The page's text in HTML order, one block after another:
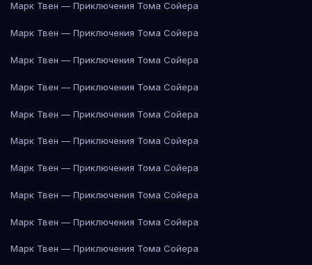
Марк Твен — Приключения Тома Сойера
Марк Твен — Приключения Тома Сойера
Марк Твен — Приключения Тома Сойера
Марк Твен — Приключения Тома Сойера
Марк Твен — Приключения Тома Сойера
Марк Твен — Приключения Тома Сойера
Марк Твен — Приключения Тома Сойера
Марк Твен — Приключения Тома Сойера
Марк Твен — Приключения Тома Сойера
Марк Твен — Приключения Тома Сойера